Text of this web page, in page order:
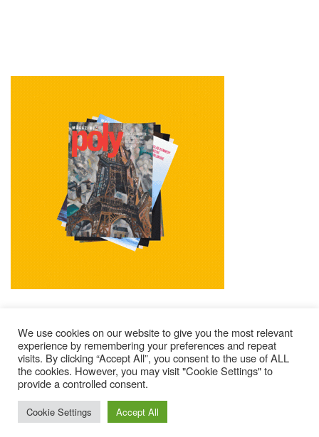
Mentions Légales Contacts
Où Trouver Poly ?
Lire Les Anciens N°
S’abonner À Poly
© 2025 – Magazine Poly – BKN
We use cookies on our website to give you the most relevant
experience by remembering your preferences and repeat
visits. By clicking “Accept All”, you consent to the use of ALL
the cookies. However, you may visit "Cookie Settings" to
provide a controlled consent.
Cookie Settings Accept All